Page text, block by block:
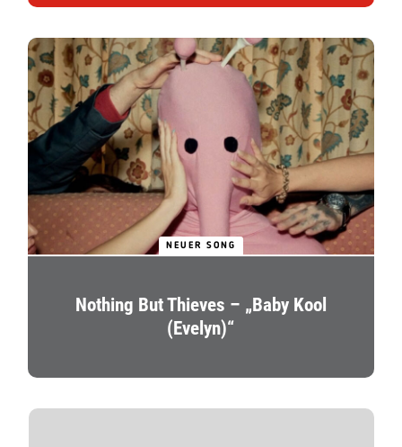
NEUER SONG
Nothing But Thieves – „Baby Kool
(Evelyn)“